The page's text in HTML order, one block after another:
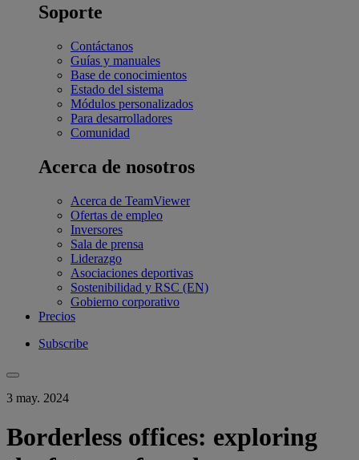
Soporte
Contáctanos
Guías y manuales
Base de conocimientos
Estado del sistema
Módulos personalizados
Para desarrolladores
Comunidad
Acerca de nosotros
Acerca de TeamViewer
Ofertas de empleo
Inversores
Sala de prensa
Liderazgo
Asociaciones deportivas
Sostenibilidad y RSC (EN)
Gobierno corporativo
Precios
Subscribe
3 may. 2024
Borderless offices: exploring